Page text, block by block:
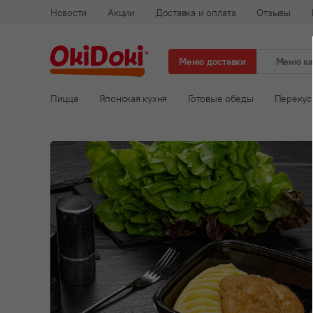
Новости Акции Доставка и оплата Отзывы
Меню доставки Меню
Пицца Японская кухня Готовые обеды Перекус